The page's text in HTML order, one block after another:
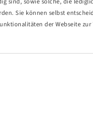
Sie können selbst
der Webseite
von Ihnen
Sie einem Link oder